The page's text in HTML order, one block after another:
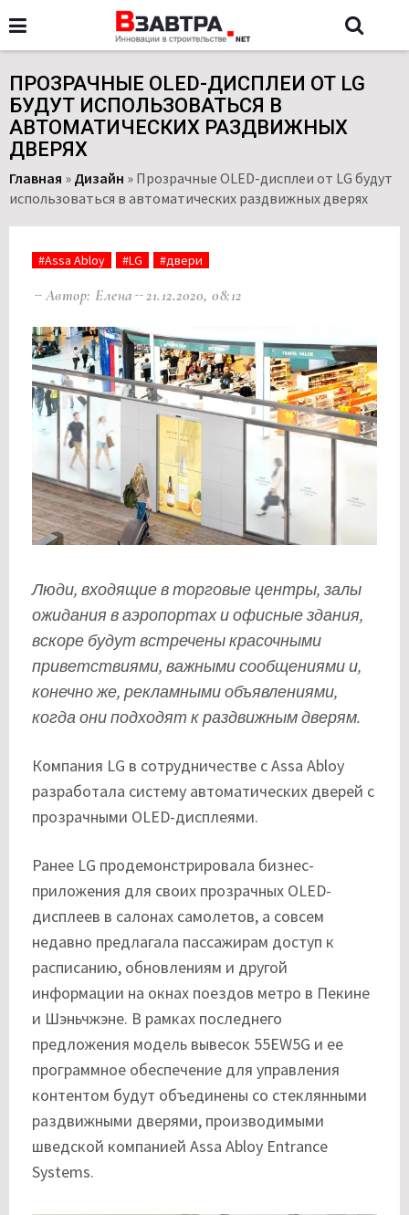
ПРОЗРАЧНЫЕ OLED-ДИСПЛЕИ ОТ LG
БУДУТ ИСПОЛЬЗОВАТЬСЯ В
АВТОМАТИЧЕСКИХ РАЗДВИЖНЫХ
ДВЕРЯХ
Главная » Дизайн » Прозрачные OLED-дисплеи от LG будут
использоваться в автоматических раздвижных дверях
#Assa Abloy #LG #двери
Автор: Елена 21.12.2020, 08:12
Люди, входящие в торговые центры, залы
ожидания в аэропортах и офисные здания,
вскоре будут встречены красочными
приветствиями, важными сообщениями и,
конечно же, рекламными объявлениями,
когда они подходят к раздвижным дверям.
Компания LG в сотрудничестве с Assa Abloy
разработала систему автоматических дверей с
прозрачными OLED-дисплеями.
Ранее LG продемонстрировала бизнес-
приложения для своих прозрачных OLED-
дисплеев в салонах самолетов, а совсем
недавно предлагала пассажирам доступ к
расписанию, обновлениям и другой
информации на окнах поездов метро в Пекине
и Шэньчжэне. В рамках последнего
предложения модель вывесок 55EW5G и ее
программное обеспечение для управления
контентом будут объединены со стеклянными
раздвижными дверями, производимыми
шведской компанией Assa Abloy Entrance
Systems.